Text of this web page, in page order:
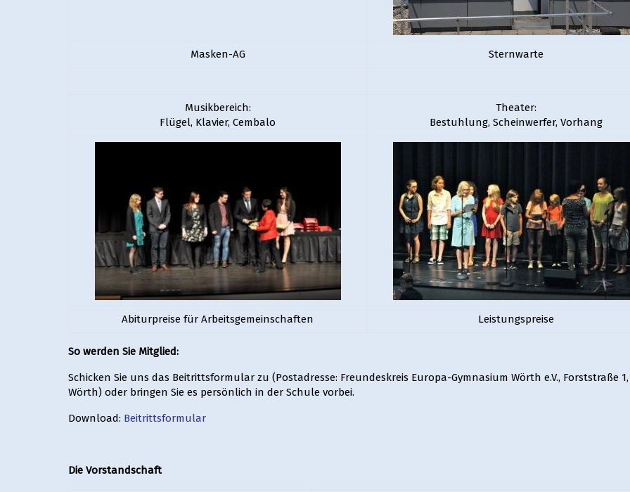
Masken-AG Sternwarte
Musikbereich:
Flügel, Klavier, Cembalo
Theater:
Bestuhlung, Scheinwerfer, Vorhang
Abiturpreise für Arbeitsgemeinschaften Leistungspreise
So werden Sie Mitglied:
Schicken Sie uns das Beitrittsformular zu (Postadresse: Freundeskreis Europa-Gymnasium Wörth e.V., Forststraße 1,
Wörth) oder bringen Sie es persönlich in der Schule vorbei.
Download: Beitrittsformular
Die Vorstandschaft